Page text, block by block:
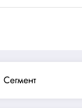
Сегмент